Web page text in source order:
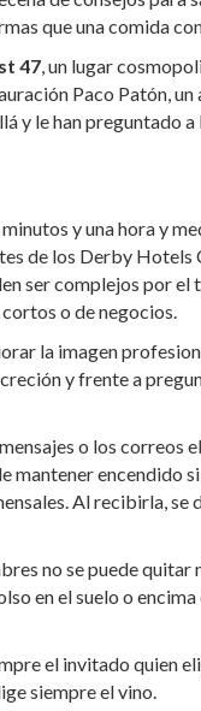
que una comida
47, un lugar
Paco Patón,
y le han preguntado
y una hora y
de los Derby Hotels
ser complejos por el
o de negocios.
la imagen
y frente a
o los correos
mantener encendido
Al recibirla, se
no se puede
en el suelo o
el invitado quien
siempre el vino.